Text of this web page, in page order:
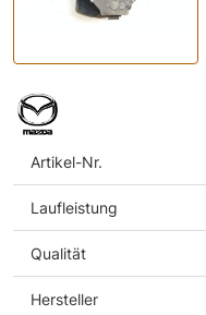
Artikel-Nr.
Laufleistung
Qualität
Hersteller